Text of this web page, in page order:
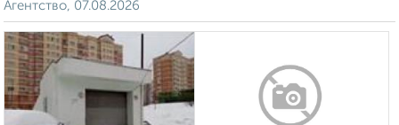
Агентство, 07.08.2026